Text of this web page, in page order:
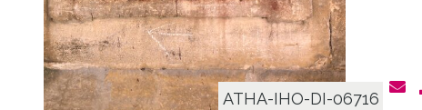
ATHA-IHO-DI-06716